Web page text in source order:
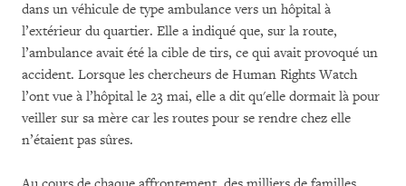
dans un véhicule de type ambulance vers un hôpital à
l’extérieur du quartier. Elle a indiqué que, sur la route,
l’ambulance avait été la cible de tirs, ce qui avait provoqué un
accident. Lorsque les chercheurs de Human Rights Watch
l’ont vue à l’hôpital le 23 mai, elle a dit qu'elle dormait là pour
veiller sur sa mère car les routes pour se rendre chez elle
n’étaient pas sûres.